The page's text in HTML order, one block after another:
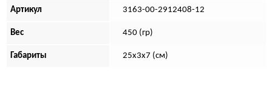
Артикул 3163-00-2912408-12
Вес 450 (гр)
Габариты 25х3х7 (см)